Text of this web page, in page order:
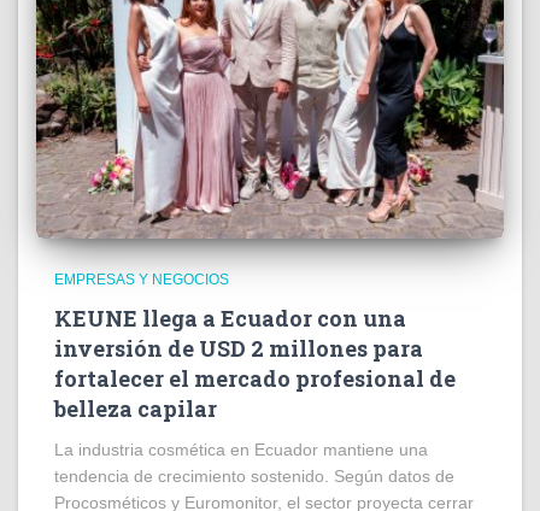
EMPRESAS Y NEGOCIOS
KEUNE llega a Ecuador con una
inversión de USD 2 millones para
fortalecer el mercado profesional de
belleza capilar
La industria cosmética en Ecuador mantiene una
tendencia de crecimiento sostenido. Según datos de
Procosméticos y Euromonitor, el sector proyecta cerrar